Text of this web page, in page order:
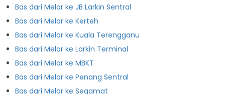
Bas dari Melor ke JB Larkin Sentral
Bas dari Melor ke Kerteh
Bas dari Melor ke Kuala Terengganu
Bas dari Melor ke Larkin Terminal
Bas dari Melor ke MBKT
Bas dari Melor ke Penang Sentral
Bas dari Melor ke Segamat